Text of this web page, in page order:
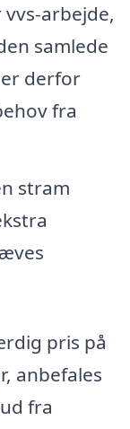
arbejde,
samlede
derfor
fra
stram
pris på
anbefales
fra